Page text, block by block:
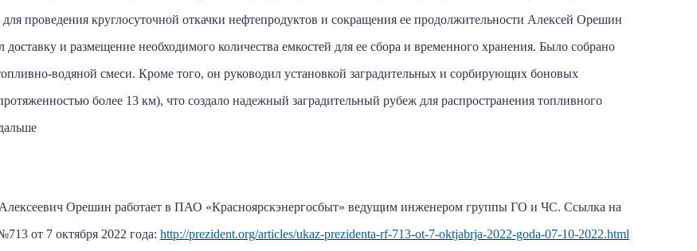
проведения круглосуточной откачки нефтепродуктов и сокращения ее продолжительности Алексей Орешин
доставку и размещение необходимого количества емкостей для ее сбора и временного хранения. Было собрано
водяной смеси. Кроме того, он руководил установкой заградительных и сорбирующих боновых
более 13 км), что создало надежный заградительный рубеж для распространения топливного
Орешин работает в ПАО «Красноярскэнергосбыт» ведущим инженером группы ГО и ЧС. Ссылка на
от 7 октября 2022 года: http://prezident.org/articles/ukaz-prezidenta-rf-713-ot-7-oktjabrja-2022-goda-07-10-2022.html